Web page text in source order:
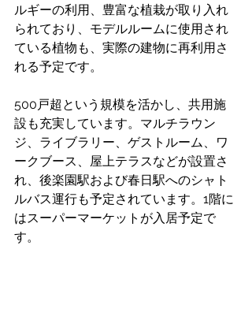
ルギーの利用、豊富な植栽が取り入れ
られており、モデルルームに使用され
ている植物も、実際の建物に再利用さ
れる予定です。
500戸超という規模を活かし、共用施
設も充実しています。マルチラウン
ジ、ライブラリー、ゲストルーム、ワ
ークブース、屋上テラスなどが設置さ
れ、後楽園駅および春日駅へのシャト
ルバス運行も予定されています。1階に
はスーパーマーケットが入居予定で
す。